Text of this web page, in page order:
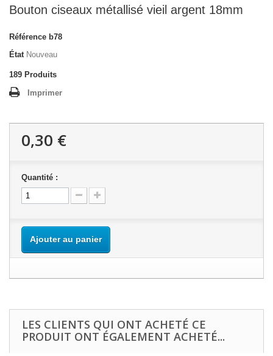
Bouton ciseaux métallisé vieil argent 18mm
Référence b78
État Nouveau
189 Produits
Imprimer
0,30 €
Quantité :
Ajouter au panier
LES CLIENTS QUI ONT ACHETÉ CE
PRODUIT ONT ÉGALEMENT ACHETÉ...